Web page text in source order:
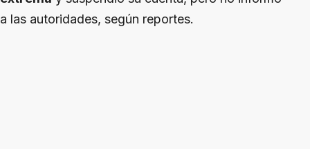
a las autoridades, según reportes.